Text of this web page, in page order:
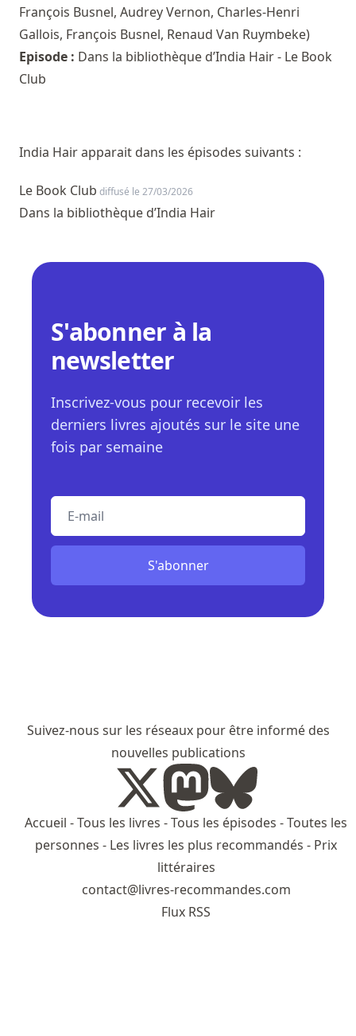
François Busnel, Audrey Vernon, Charles-Henri
Gallois, François Busnel, Renaud Van Ruymbeke)
Episode : Dans la bibliothèque d’India Hair - Le Book
Club
India Hair apparait dans les épisodes suivants :
Le Book Club diffusé le 27/03/2026
Dans la bibliothèque d’India Hair
S'abonner à la
newsletter
Inscrivez-vous pour recevoir les
derniers livres ajoutés sur le site une
fois par semaine
E-mail
S'abonner
Suivez-nous sur les réseaux pour être informé des
nouvelles publications
Accueil -Tous les livres -Tous les épisodes -Toutes les
personnes - Les livres les plus recommandés - Prix
littéraires
contact@livres-recommandes.com
Flux RSS